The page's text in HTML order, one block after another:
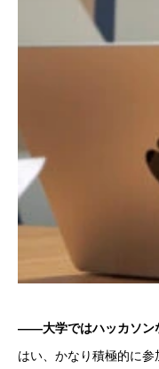
――大学ではハッカソン
はい、かなり積極的に